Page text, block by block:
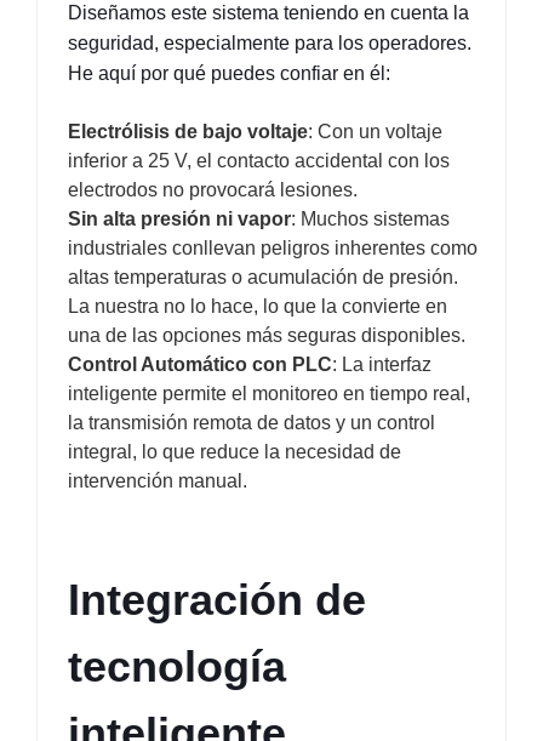
Diseñamos este sistema teniendo en cuenta la
seguridad, especialmente para los operadores.
He aquí por qué puedes confiar en él:
Electrólisis de bajo voltaje: Con un voltaje
inferior a 25 V, el contacto accidental con los
electrodos no provocará lesiones.
Sin alta presión ni vapor: Muchos sistemas
industriales conllevan peligros inherentes como
altas temperaturas o acumulación de presión.
La nuestra no lo hace, lo que la convierte en
una de las opciones más seguras disponibles.
Control Automático con PLC: La interfaz
inteligente permite el monitoreo en tiempo real,
la transmisión remota de datos y un control
integral, lo que reduce la necesidad de
intervención manual.
Integración de
tecnología